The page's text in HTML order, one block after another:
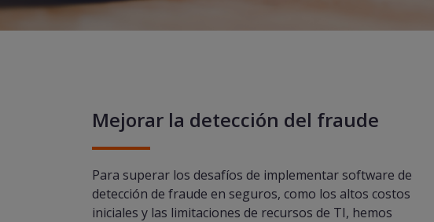
Mejorar la detección del fraude
Para superar los desafíos de implementar software de
detección de fraude en seguros, como los altos costos
iniciales y las limitaciones de recursos de TI, hemos